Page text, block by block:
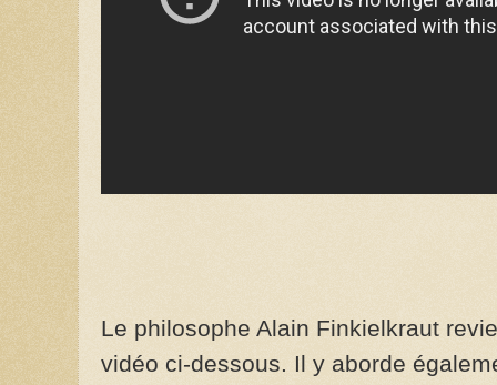
Le philosophe Alain Finkielkraut
vidéo ci-dessous. Il y aborde